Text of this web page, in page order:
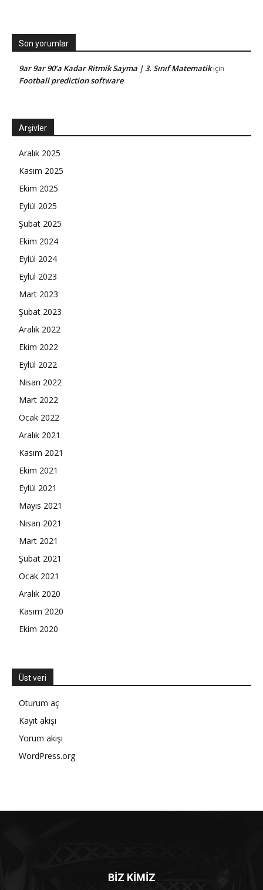
Son yorumlar
9ar 9ar 90’a Kadar Ritmik Sayma | 3. Sınıf Matematikiçin
Football prediction software
Arşivler
Aralık 2025
Kasım 2025
Ekim 2025
Eylül 2025
Şubat 2025
Ekim 2024
Eylül 2024
Eylül 2023
Mart 2023
Şubat 2023
Aralık 2022
Ekim 2022
Eylül 2022
Nisan 2022
Mart 2022
Ocak 2022
Aralık 2021
Kasım 2021
Ekim 2021
Eylül 2021
Mayıs 2021
Nisan 2021
Mart 2021
Şubat 2021
Ocak 2021
Aralık 2020
Kasım 2020
Ekim 2020
Üst veri
Oturum aç
Kayıt akışı
Yorum akışı
WordPress.org
BİZ KİMİZ